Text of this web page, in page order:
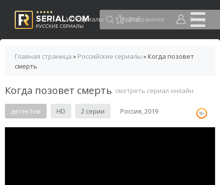
HD сериалы Избранное Вход
Главная страница » Российские сериалы » Когда позовет
смерть
Когда позовет смерть смотреть сериал онлайн
детектив HD 2 серии Россия, 2019